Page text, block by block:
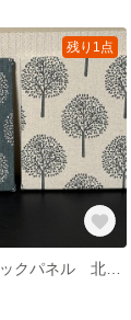
残り1点
軽量ファブリックパネル 北欧ツリー2枚